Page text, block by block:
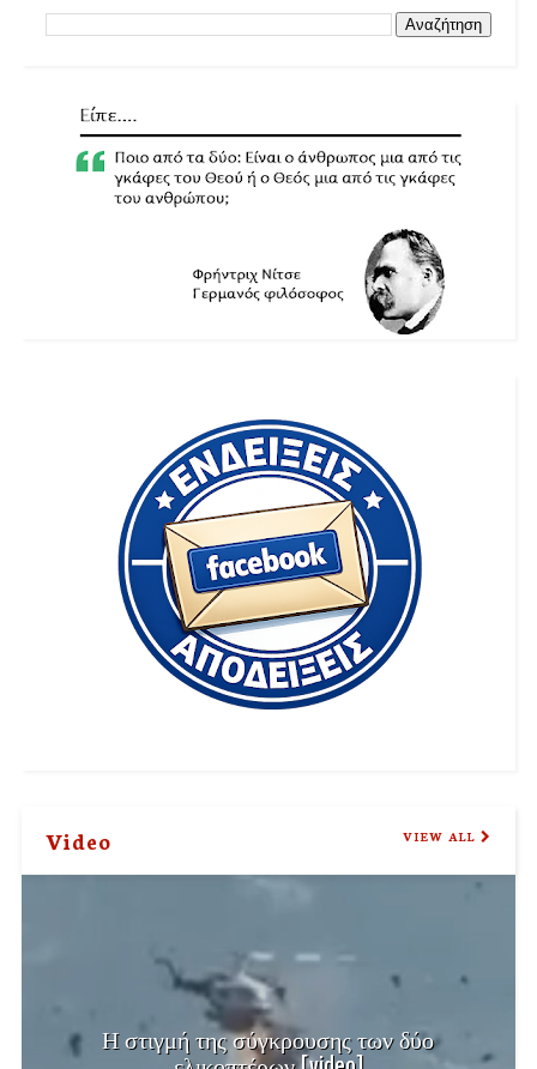
Video VIEW ALL
Η στιγμή της σύγκρουσης των δύο